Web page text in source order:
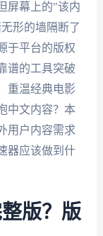
屏幕上的"该内
形的墙隔断了
于平台的版权
谱的工具突破
重温经典电影
中文内容？本
用户内容需求
器应该做到什
版？版